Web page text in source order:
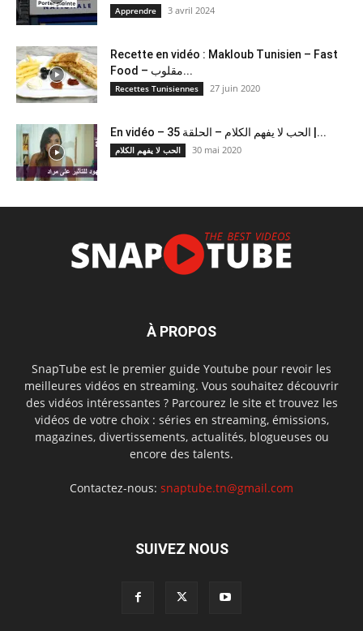
Apprendre 3 avril 2024
Recette en vidéo : Makloub Tunisien – Fast
Food – مقلوب...
Recettes Tunisiennes 27 juin 2020
En vidéo – الحب لا يفهم الكلام – الحلقة 35 |...
الحب لا يفهم الكلام 30 mai 2020
À PROPOS
SnapTube est le premier guide Youtube pour revoir les
meilleures vidéos en streaming. Vous souhaitez découvrir
des vidéos intéressantes ? Parcourez le site et trouvez les
vidéos de votre choix : séries en streaming, émissions,
magazines, divertissements, actualités, blogueuses ou
encore des talents.
Contactez-nous: snaptube.tn@gmail.com
SUIVEZ NOUS